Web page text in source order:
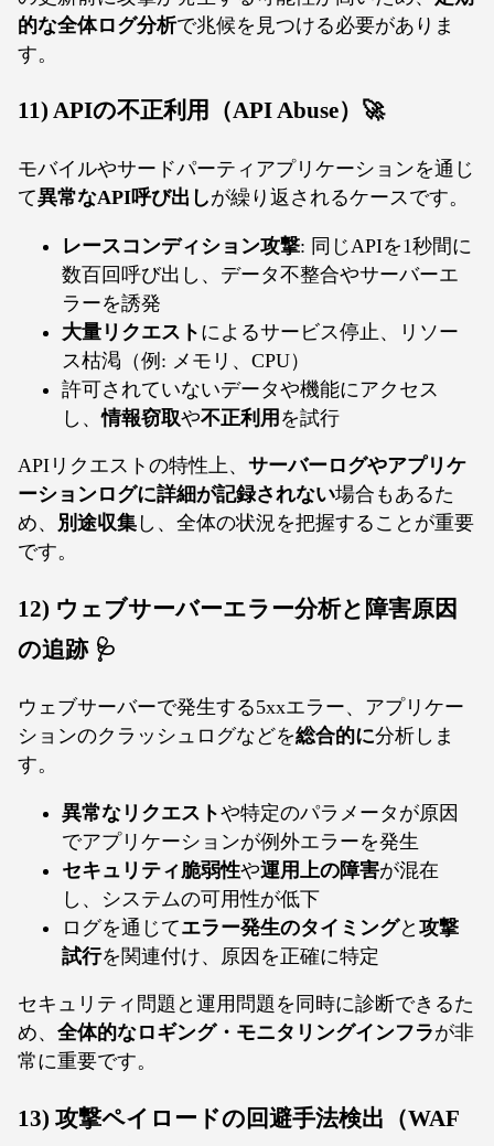
的な全体ログ分析で兆候を見つける必要がありま
す。
11) APIの不正利用（API Abuse）🚀
モバイルやサードパーティアプリケーションを通じ
て異常なAPI呼び出しが繰り返されるケースです。
レースコンディション攻撃: 同じAPIを1秒間に
数百回呼び出し、データ不整合やサーバーエ
ラーを誘発
大量リクエスト によるサービス停止、リソー
ス枯渇（例: メモリ、CPU）
許可されていないデータや機能にアクセス
し、情報窃取や不正利用 を試行
APIリクエストの特性上、 サーバーログやアプリケ
ーションログに詳細が記録されない場合もあるた
め、 別途収集 し、全体の状況を把握することが重要
です。
12) ウェブサーバーエラー分析と障害原因
の追跡 🩺
ウェブサーバーで発生する5xxエラー、アプリケー
ションのクラッシュログなどを総合的に分析しま
す。
異常なリクエストや特定のパラメータが原因
でアプリケーションが例外エラーを発生
セキュリティ脆弱性や運用上の障害が混在
し、システムの可用性が低下
ログを通じてエラー発生のタイミングと 攻撃
試行を関連付け、原因を正確に特定
セキュリティ問題と運用問題を同時に診断できるた
め、 全体的なロギング・モニタリングインフラが非
常に重要です。
13) 攻撃ペイロードの回避手法検出（WAF